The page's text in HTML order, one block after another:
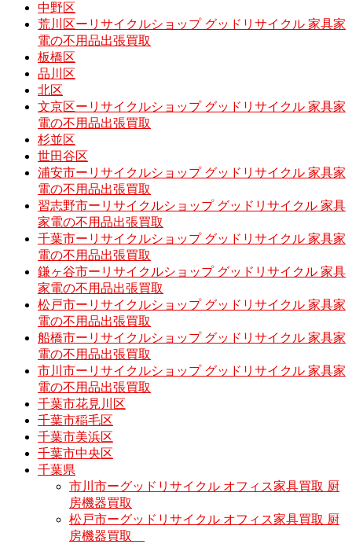
中野区
荒川区ーリサイクルショップ グッドリサイクル 家具家
電の不用品出張買取
板橋区
品川区
北区
文京区ーリサイクルショップ グッドリサイクル 家具家
電の不用品出張買取
杉並区
世田谷区
浦安市ーリサイクルショップ グッドリサイクル 家具家
電の不用品出張買取
習志野市ーリサイクルショップ グッドリサイクル 家具
家電の不用品出張買取
千葉市ーリサイクルショップ グッドリサイクル 家具家
電の不用品出張買取
鎌ヶ谷市ーリサイクルショップ グッドリサイクル 家具
家電の不用品出張買取
松戸市ーリサイクルショップ グッドリサイクル 家具家
電の不用品出張買取
船橋市ーリサイクルショップ グッドリサイクル 家具家
電の不用品出張買取
市川市ーリサイクルショップ グッドリサイクル 家具家
電の不用品出張買取
千葉市花見川区
千葉市稲毛区
千葉市美浜区
千葉市中央区
千葉県
市川市ーグッドリサイクル オフィス家具買取 厨
房機器買取
松戸市ーグッドリサイクル オフィス家具買取 厨
房機器買取